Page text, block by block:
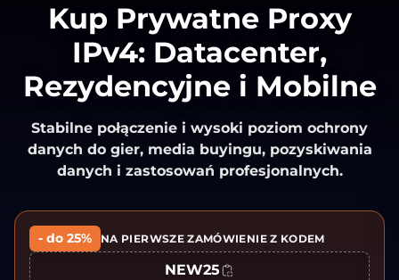
Kup Prywatne Proxy
IPv4: Datacenter,
Rezydencyjne i Mobilne
Stabilne połączenie i wysoki poziom ochrony
danych do gier, media buyingu, pozyskiwania
danych i zastosowań profesjonalnych.
- do 25% NA PIERWSZE ZAMÓWIENIE Z KODEM
NEW25